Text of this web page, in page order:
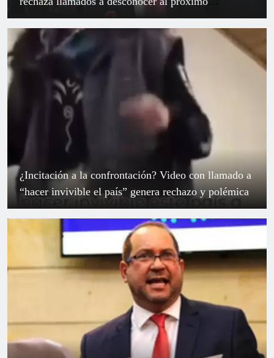
Nuevo rifirrafe entre Petro y Lidio García: el
presidente del Senado defiende la independencia del
Congreso